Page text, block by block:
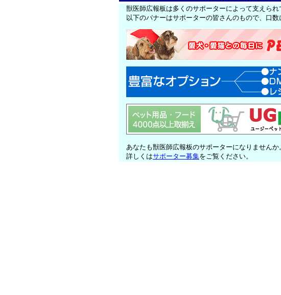
獣医師広報板は多くのサポーターによって支えられ
以下のバナーはサポーターの皆さんのもので、口
あなたも獣医師広報板のサポーターになりませんか
詳しくはサポーター募集をご覧ください。